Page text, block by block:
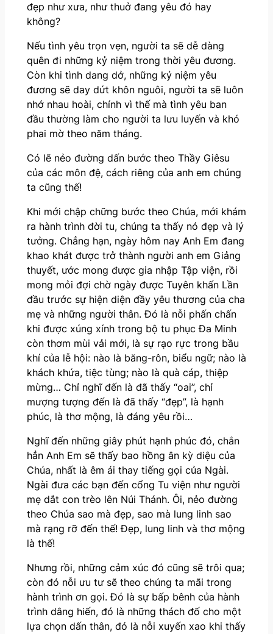
đẹp như xưa, như thuở đang yêu đó hay
không?
Nếu tình yêu trọn vẹn, người ta sẽ dễ dàng
quên đi những kỷ niệm trong thời yêu đương.
Còn khi tình dang dở, những kỷ niệm yêu
đương sẽ day dứt khôn nguôi, người ta sẽ luôn
nhớ nhau hoài, chính vì thế mà tình yêu ban
đầu thường làm cho người ta lưu luyến và khó
phai mờ theo năm tháng.
Có lẽ nẻo đường dấn bước theo Thầy Giêsu
của các môn đệ, cách riêng của anh em chúng
ta cũng thế!
Khi mới chập chững bước theo Chúa, mới khám
ra hành trình đời tu, chúng ta thấy nó đẹp và lý
tưởng. Chẳng hạn, ngày hôm nay Anh Em đang
khao khát được trở thành người anh em Giảng
thuyết, ước mong được gia nhập Tập viện, rồi
mong mỏi đợi chờ ngày được Tuyên khấn Lần
đầu trước sự hiện diện đầy yêu thương của cha
mẹ và những người thân. Đó là nỗi phấn chấn
khi được xúng xính trong bộ tu phục Đa Minh
còn thơm mùi vải mới, là sự rạo rực trong bầu
khí của lễ hội: nào là băng-rôn, biểu ngữ; nào là
khách khứa, tiệc tùng; nào là quà cáp, thiệp
mừng… Chỉ nghĩ đến là đã thấy “oai”, chỉ
mượng tượng đến là đã thấy “đẹp”, là hạnh
phúc, là thơ mộng, là đáng yêu rồi…
Nghĩ đến những giây phút hạnh phúc đó, chắn
hẳn Anh Em sẽ thấy bao hồng ân kỳ diệu của
Chúa, nhất là êm ái thay tiếng gọi của Ngài.
Ngài đưa các bạn đến cổng Tu viện như người
mẹ dắt con trèo lên Núi Thánh. Ôi, nẻo đường
theo Chúa sao mà đẹp, sao mà lung linh sao
mà rạng rỡ đến thế! Đẹp, lung linh và thơ mộng
là thế!
Nhưng rồi, những cảm xúc đó cũng sẽ trôi qua;
còn đó nỗi ưu tư sẽ theo chúng ta mãi trong
hành trình ơn gọi. Đó là sự bấp bênh của hành
trình dâng hiến, đó là những thách đố cho một
lựa chọn dấn thân, đó là nỗi xuyến xao khi thấy